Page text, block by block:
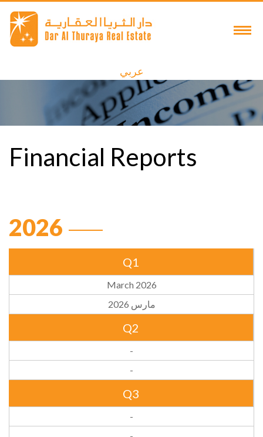
عربي
Financial Reports
2026
Q1
March 2026
مارس 2026
Q2
-
-
Q3
-